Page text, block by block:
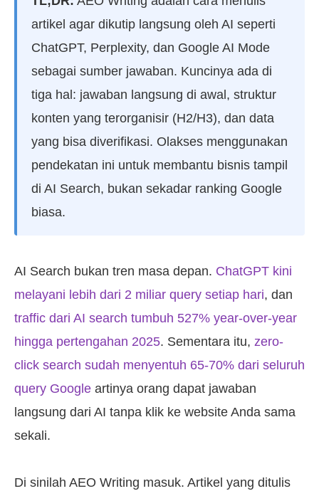
artikel agar dikutip langsung oleh AI seperti
ChatGPT, Perplexity, dan Google AI Mode
sebagai sumber jawaban. Kuncinya ada di
tiga hal: jawaban langsung di awal, struktur
konten yang terorganisir (H2/H3), dan data
yang bisa diverifikasi. Olakses menggunakan
pendekatan ini untuk membantu bisnis tampil
di AI Search, bukan sekadar ranking Google
biasa.
AI Search bukan tren masa depan. ChatGPT kini
melayani lebih dari 2 miliar query setiap hari, dan
traffic dari AI search tumbuh 527% year-over-year
hingga pertengahan 2025. Sementara itu, zero-
click search sudah menyentuh 65-70% dari seluruh
query Google artinya orang dapat jawaban
langsung dari AI tanpa klik ke website Anda sama
sekali.
Di sinilah AEO Writing masuk. Artikel yang ditulis